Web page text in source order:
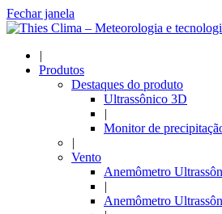
Fechar janela
|
Produtos
Destaques do produto
Ultrassônico 3D
|
Monitor de
|
Vento
Anemômetro
|
Anemômetro